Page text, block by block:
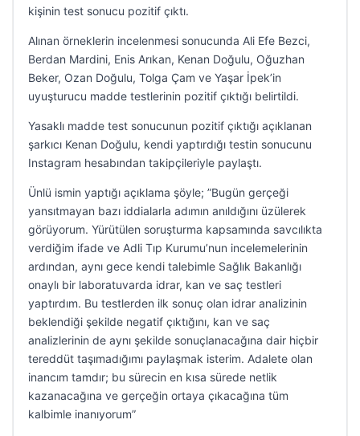
kişinin test sonucu pozitif çıktı.
Alınan örneklerin incelenmesi sonucunda Ali Efe Bezci,
Berdan Mardini, Enis Arıkan, Kenan Doğulu, Oğuzhan
Beker, Ozan Doğulu, Tolga Çam ve Yaşar İpek’in
uyuşturucu madde testlerinin pozitif çıktığı belirtildi.
Yasaklı madde test sonucunun pozitif çıktığı açıklanan
şarkıcı Kenan Doğulu, kendi yaptırdığı testin sonucunu
Instagram hesabından takipçileriyle paylaştı.
Ünlü ismin yaptığı açıklama şöyle; ”Bugün gerçeği
yansıtmayan bazı iddialarla adımın anıldığını üzülerek
görüyorum. Yürütülen soruşturma kapsamında savcılıkta
verdiğim ifade ve Adli Tıp Kurumu’nun incelemelerinin
ardından, aynı gece kendi talebimle Sağlık Bakanlığı
onaylı bir laboratuvarda idrar, kan ve saç testleri
yaptırdım. Bu testlerden ilk sonuç olan idrar analizinin
beklendiği şekilde negatif çıktığını, kan ve saç
analizlerinin de aynı şekilde sonuçlanacağına dair hiçbir
tereddüt taşımadığımı paylaşmak isterim. Adalete olan
inancım tamdır; bu sürecin en kısa sürede netlik
kazanacağına ve gerçeğin ortaya çıkacağına tüm
kalbimle inanıyorum”